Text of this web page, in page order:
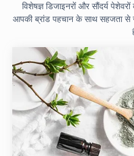
विशेषज्ञ डिजाइनरों और सौंदर्य
आपकी ब्रांड पहचान के साथ सहजता